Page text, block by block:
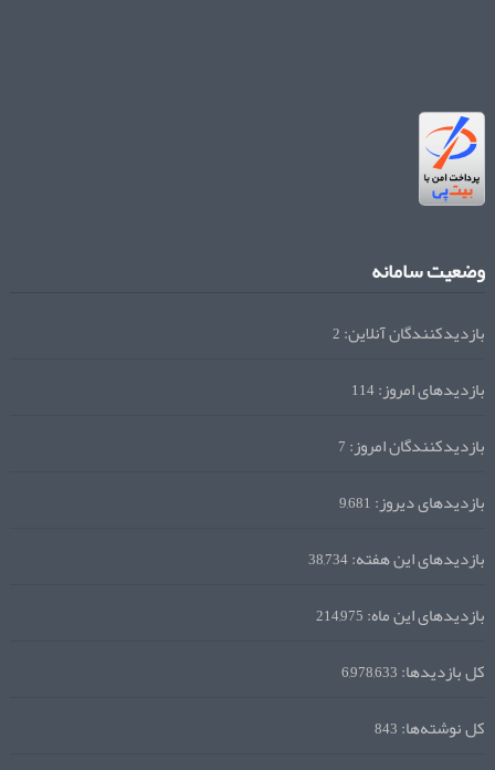
وضعیت سامانه
بازدیدکنندگان آنلاین:2
بازدیدهای امروز:114
بازدیدکنندگان امروز:7
بازدیدهای دیروز:9,681
بازدیدهای این هفته:38,734
بازدیدهای این ماه:214,975
کل بازدیدها:6,978,633
کل نوشته‌ها:843